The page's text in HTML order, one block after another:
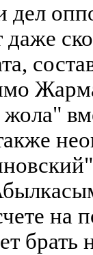
дел
на
брать